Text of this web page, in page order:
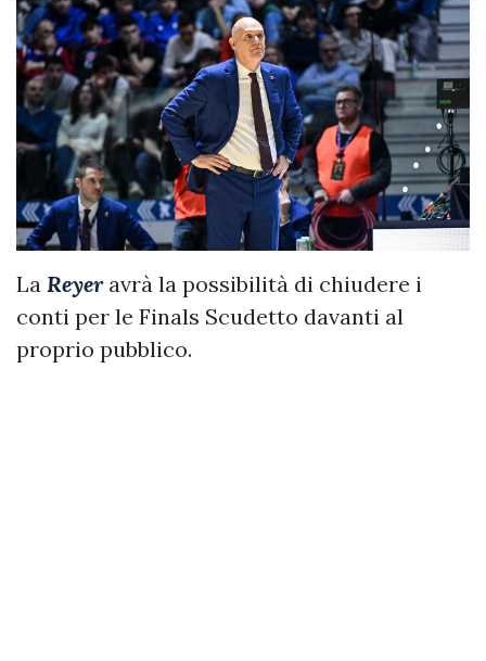
La Reyer avrà la possibilità di chiudere i
conti per le Finals Scudetto davanti al
proprio pubblico.